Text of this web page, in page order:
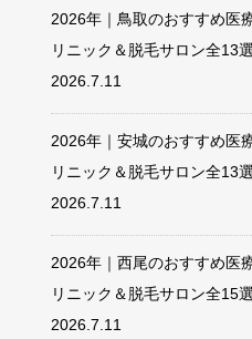
2026年｜鳥取のおすすめ医
リニック＆脱毛サロン全13選
2026.7.11
2026年｜安城のおすすめ医
リニック＆脱毛サロン全13選
2026.7.11
2026年｜西尾のおすすめ医
リニック＆脱毛サロン全15選
2026.7.11